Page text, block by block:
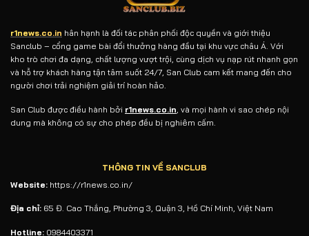
r1news.co.in hân hạnh là đối tác phân phối độc quyền và giới thiệu
Sanclub – cổng game bài đổi thưởng hàng đầu tại khu vực châu Á. Với
kho trò chơi đa dạng, chất lượng vượt trội, cùng dịch vụ nạp rút nhanh gọn
và hỗ trợ khách hàng tận tâm suốt 24/7, San Club cam kết mang đến cho
người chơi trải nghiệm giải trí hoàn hảo.
San Club được điều hành bởi r1news.co.in, và mọi hành vi sao chép nội
dung mà không có sự cho phép đều bị nghiêm cấm.
THÔNG TIN VỀ SANCLUB
Website: https://r1news.co.in/
Địa chỉ: 65 Đ. Cao Thắng, Phường 3, Quận 3, Hồ Chí Minh, Việt Nam
Hotline: 0984403371